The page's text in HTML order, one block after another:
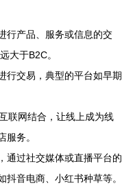
行产品、服务或信息的交
大于B2C。
行交易，典型的平台如早期
联网结合，让线上成为线
务。
通过社交媒体或直播平台的
音电商、小红书种草等。